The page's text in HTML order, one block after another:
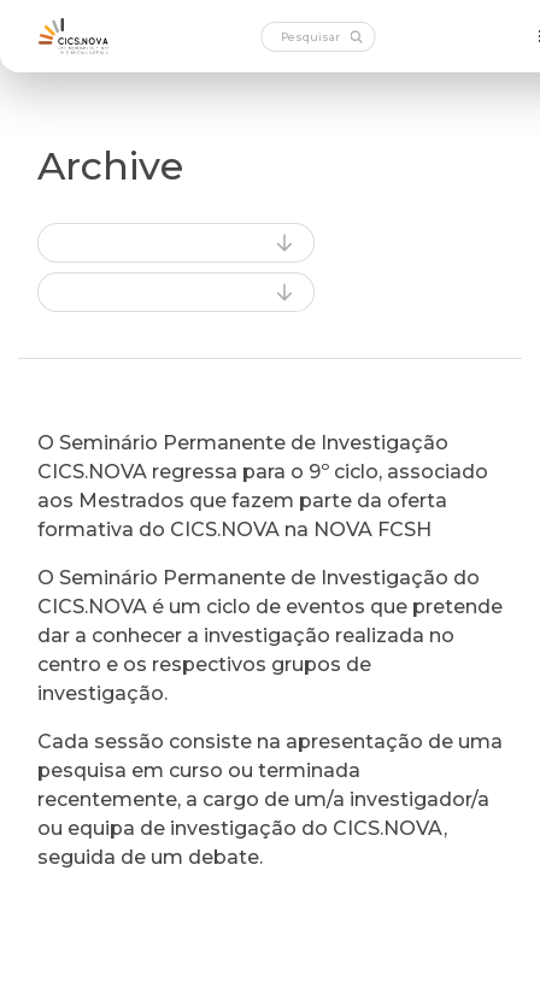
Archive
O Seminário Permanente de Investigação
CICS.NOVA regressa para o 9º ciclo, associado
aos Mestrados que fazem parte da oferta
formativa do CICS.NOVA na NOVA FCSH
O Seminário Permanente de Investigação do
CICS.NOVA é um ciclo de eventos que pretende
dar a conhecer a investigação realizada no
centro e os respectivos grupos de
investigação.
Cada sessão consiste na apresentação de uma
pesquisa em curso ou terminada
recentemente, a cargo de um/a investigador/a
ou equipa de investigação do CICS.NOVA,
seguida de um debate.